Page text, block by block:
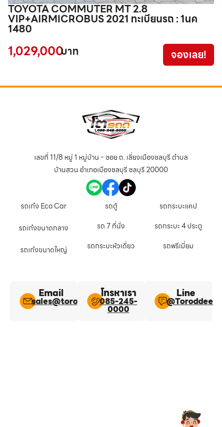
TOYOTA COMMUTER MT 2.8
VIP+AIRMICROBUS 2021 ทะเบียนรถ : 1นค
1480
1,029,000บาท จองเลย!
เลขที่ 11/8 หมู่ 1 หมู่บ้าน - ซอย ถ. เลี่ยงเมืองชลบุรี ตำบล
บ้านสวน อำเภอเมืองชลบุรี ชลบุรี 20000
รถเก๋ง Eco Car
รถเก๋งขนาดกลาง
รถเก๋งขนาดใหญ่
รถตู้
รถ 7 ที่นั่ง
รถกระบะหัวเดี่ยว
รถกระบะแคป
รถกระบะ 4 ประตู
รถพรีเมี่ยม
Email
sales@toroddee.com
โทรหาเรา
085-245-
0000
Line​
@Toroddee​